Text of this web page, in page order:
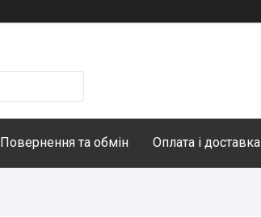
Повернення та обмін Оплата і доставка